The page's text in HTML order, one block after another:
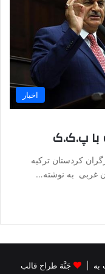
اخبار
با پ.ک.ک
کردستان ترکیه
غربی به نوشته…
جَنَّة طراح قالب